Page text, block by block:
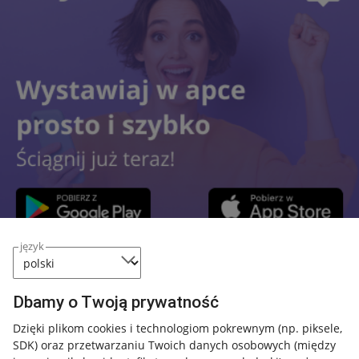
język
Dbamy o Twoją prywatność
Dzięki plikom cookies i technologiom pokrewnym (np. piksele,
SDK) oraz przetwarzaniu Twoich danych osobowych (między
Przydatne informacje
Napisz do nas